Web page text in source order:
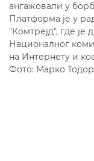
ангажовали у
Платформа је у
"Комтрејд", где је
Националног
на Интернету и
Фото: Марко